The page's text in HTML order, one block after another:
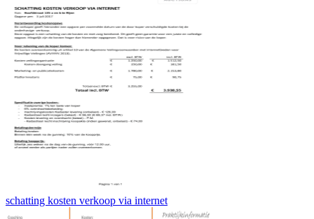
schatting kosten verkoop via internet